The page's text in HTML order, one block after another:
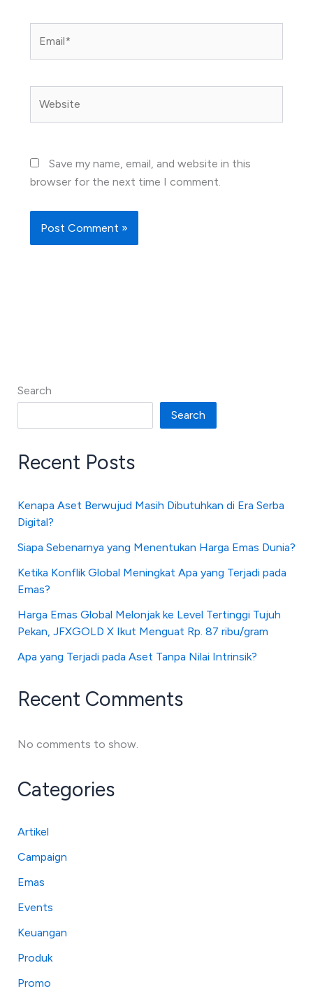
Save my name, email, and website in this
browser for the next time I comment.
Search
Search
Recent Posts
Kenapa Aset Berwujud Masih Dibutuhkan di Era Serba
Digital?
Siapa Sebenarnya yang Menentukan Harga Emas Dunia?
Ketika Konflik Global Meningkat Apa yang Terjadi pada
Emas?
Harga Emas Global Melonjak ke Level Tertinggi Tujuh
Pekan, JFXGOLD X Ikut Menguat Rp. 87 ribu/gram
Apa yang Terjadi pada Aset Tanpa Nilai Intrinsik?
Recent Comments
No comments to show.
Categories
Artikel
Campaign
Emas
Events
Keuangan
Produk
Promo